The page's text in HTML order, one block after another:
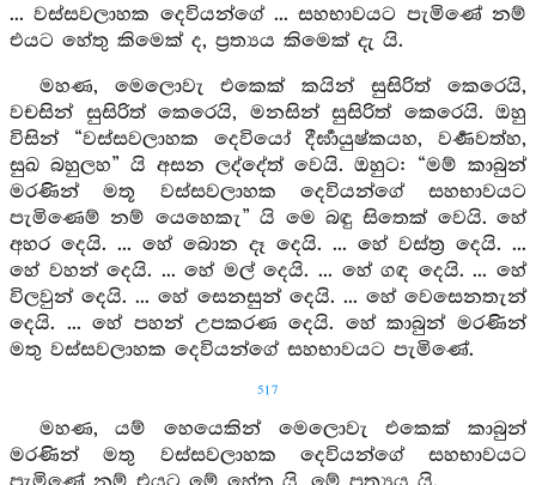
... වස්සවලාහක දෙවියන්ගේ ... සහභාවයට පැමිණේ නම්
එයට හේතු කිමෙක් ද, ප්‍රත්‍යය කිමෙක් දැ යි.
මහණ, මෙලොවැ එකෙක් කයින් සුසිරිත් කෙරෙයි,
වචසින් සුසිරිත් කෙරෙයි, මනසින් සුසිරිත් කෙරෙයි. ඔහු
විසින් “වස්සවලාහක දෙවියෝ දීර්‍ඝායුෂ්කයහ, වර්‍ණවත්හ,
සුඛ බහුලහ” යි අසන ලද්දේත් වෙයි. ඔහුට: “මම් කාබුන්
මරණින් මතූ වස්සවලාහක දෙවියන්ගේ සහභාවයට
පැමිණෙම් නම් යෙහෙකැ” යි මෙ බඳු සිතෙක් වෙයි. හේ
අහර දෙයි. ... හේ බොන දෑ දෙයි. ... හේ වස්ත්‍ර දෙයි. ...
හේ වහන් දෙයි. ... හේ මල් දෙයි. ... හේ ගඳ දෙයි. ... හේ
විලවුන් දෙයි. ... හේ සෙනසුන් දෙයි. ... හේ වෙසෙනතැන්
දෙයි. ... හේ පහන් උපකරණ දෙයි. හේ කාබුන් මරණින්
මතු වස්සවලාහක දෙවියන්ගේ සහභාවයට පැමිණේ.
517
මහණ, යම් හෙයෙකින් මෙලොවැ එකෙක් කාබුන්
මරණින් මතු වස්සවලාහක දෙවියන්ගේ සහභාවයට